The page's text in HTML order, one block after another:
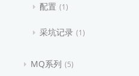
配置 1
采坑记录 1
MQ系列 5